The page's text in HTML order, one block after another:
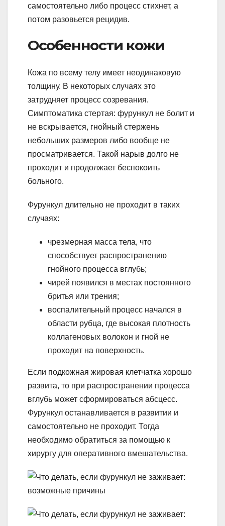
самостоятельно либо процесс стихнет, а
потом разовьется рецидив.
Особенности кожи
Кожа по всему телу имеет неодинаковую
толщину. В некоторых случаях это
затрудняет процесс созревания.
Симптоматика стертая: фурункул не болит и
не вскрывается, гнойный стержень
небольших размеров либо вообще не
просматривается. Такой нарыв долго не
проходит и продолжает беспокоить
больного.
Фурункул длительно не проходит в таких
случаях:
чрезмерная масса тела, что
способствует распространению
гнойного процесса вглубь;
чирей появился в местах постоянного
бритья или трения;
воспалительный процесс начался в
области рубца, где высокая плотность
коллагеновых волокон и гной не
проходит на поверхность.
Если подкожная жировая клетчатка хорошо
развита, то при распространении процесса
вглубь может сформироваться абсцесс.
Фурункул останавливается в развитии и
самостоятельно не проходит. Тогда
необходимо обратиться за помощью к
хирургу для оперативного вмешательства.